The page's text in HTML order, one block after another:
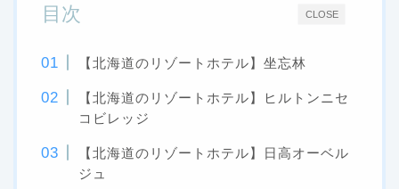
CLOSE
目次
【北海道のリゾートホテル】坐忘林
【北海道のリゾートホテル】ヒルトンニセ
コビレッジ
【北海道のリゾートホテル】日高オーベル
ジュ